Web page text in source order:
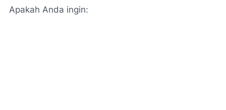
Apakah Anda ingin: